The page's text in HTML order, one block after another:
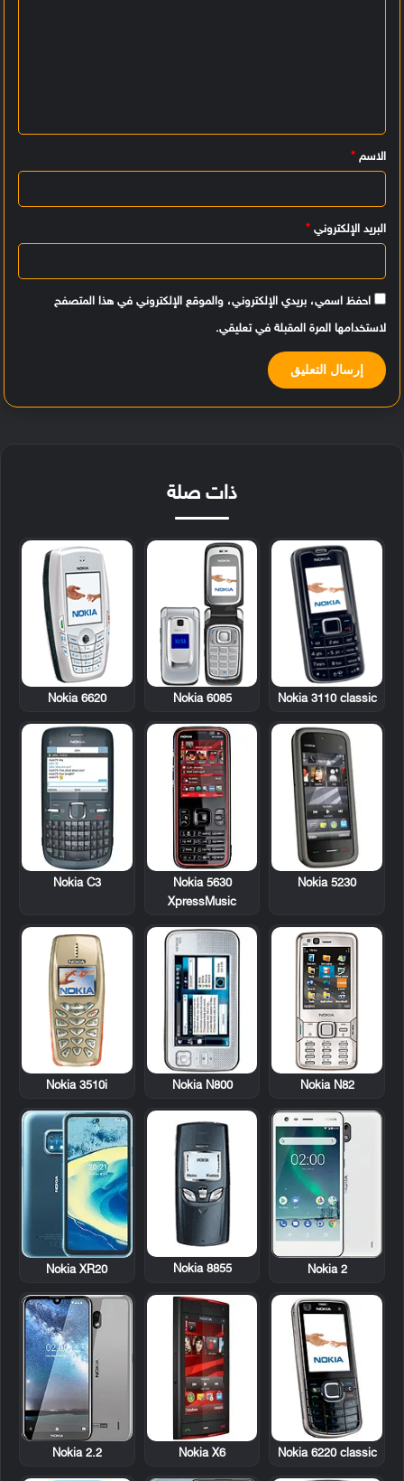
ي
ق
الاسم *
البريد الإلكتروني *
احفظ اسمي، بريدي الإلكتروني، والموقع الإلكتروني في هذا المتصفح
لاستخدامها المرة المقبلة في تعليقي.
ذات صلة
Nokia 3110 classic
Nokia 6085
Nokia 6620
Nokia 5230
Nokia 5630
XpressMusic
Nokia C3
Nokia N82
Nokia N800
Nokia 3510i
Nokia 2
Nokia 8855
Nokia XR20
Nokia 6220 classic
Nokia X6
Nokia 2.2